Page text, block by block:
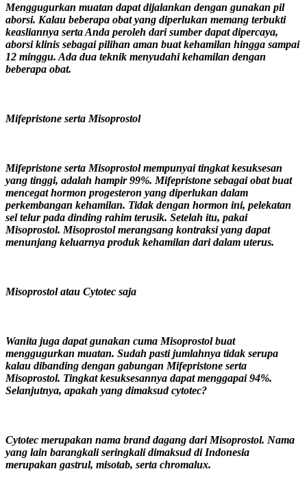
Menggugurkan muatan dapat dijalankan dengan gunakan pil
aborsi. Kalau beberapa obat yang diperlukan memang terbukti
keasliannya serta Anda peroleh dari sumber dapat dipercaya,
aborsi klinis sebagai pilihan aman buat kehamilan hingga sampai
12 minggu. Ada dua teknik menyudahi kehamilan dengan
beberapa obat.
Mifepristone serta Misoprostol
Mifepristone serta Misoprostol mempunyai tingkat kesuksesan
yang tinggi, adalah hampir 99%. Mifepristone sebagai obat buat
mencegat hormon progesteron yang diperlukan dalam
perkembangan kehamilan. Tidak dengan hormon ini, pelekatan
sel telur pada dinding rahim terusik. Setelah itu, pakai
Misoprostol. Misoprostol merangsang kontraksi yang dapat
menunjang keluarnya produk kehamilan dari dalam uterus.
Misoprostol atau Cytotec saja
Wanita juga dapat gunakan cuma Misoprostol buat
menggugurkan muatan. Sudah pasti jumlahnya tidak serupa
kalau dibanding dengan gabungan Mifepristone serta
Misoprostol. Tingkat kesuksesannya dapat menggapai 94%.
Selanjutnya, apakah yang dimaksud cytotec?
Cytotec merupakan nama brand dagang dari Misoprostol. Nama
yang lain barangkali seringkali dimaksud di Indonesia
merupakan gastrul, misotab, serta chromalux.